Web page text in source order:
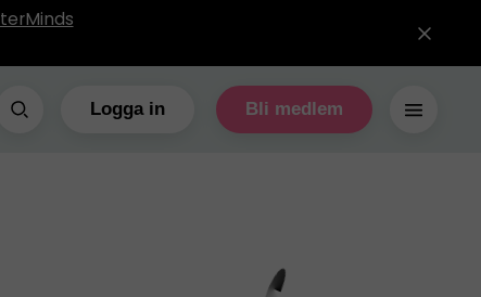
Logga in Bli medlem